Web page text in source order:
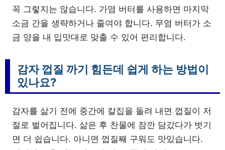
꼭 그렇지는 않습니다. 가염 버터를 사용하면 마지막
소금 간을 생략하거나 줄여야 합니다. 무염 버터가 소
금 양을 내 입맛대로 맞출 수 있어 편리합니다.
감자 껍질 까기 힘든데 쉽게 하는 방법이
있나요?
감자를 삶기 전에 중간에 칼집을 돌려 내면 껍질이 저
절로 벌어집니다. 삶은 후 찬물에 잠깐 담갔다가 벗기
면 더 쉽습니다. 아니면 껍질째 구워도 맛있습니다.